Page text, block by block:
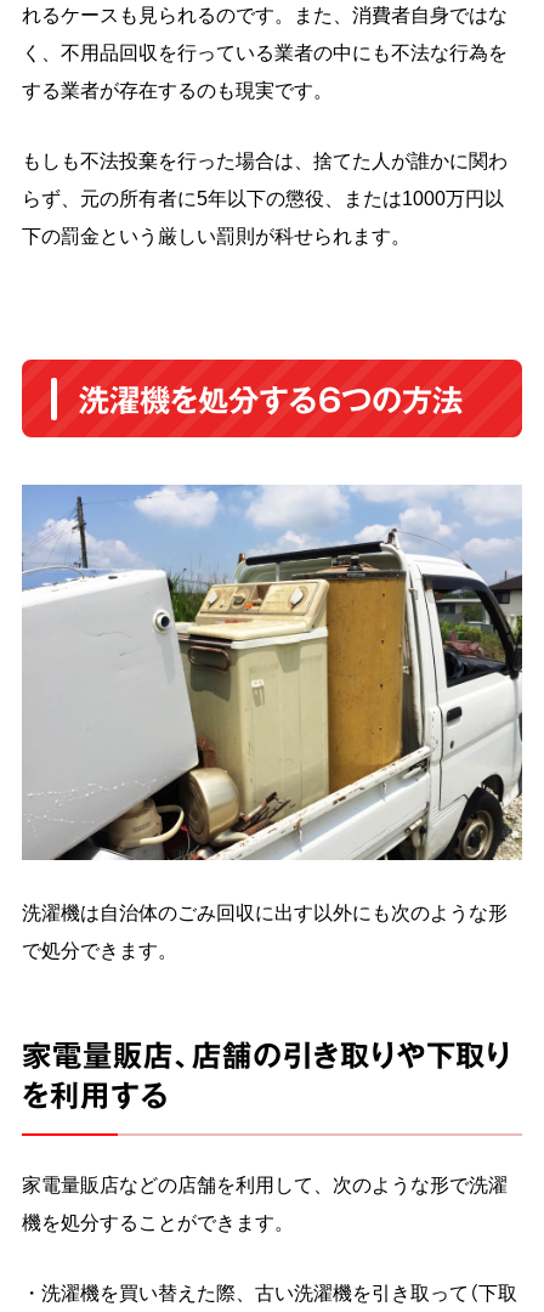
れるケースも見られるのです。また、消費者自身ではな
く、不用品回収を行っている業者の中にも不法な行為を
する業者が存在するのも現実です。
もしも不法投棄を行った場合は、捨てた人が誰かに関わ
らず、元の所有者に5年以下の懲役、または1000万円以
下の罰金という厳しい罰則が科せられます。
洗濯機を処分する6つの方法
洗濯機は自治体のごみ回収に出す以外にも次のような形
で処分できます。
家電量販店、店舗の引き取りや下取り
を利用する
家電量販店などの店舗を利用して、次のような形で洗濯
機を処分することができます。
・洗濯機を買い替えた際、古い洗濯機を引き取って（下取